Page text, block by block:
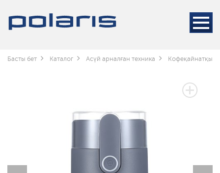
Басты бет Каталог Асүй арналған техника